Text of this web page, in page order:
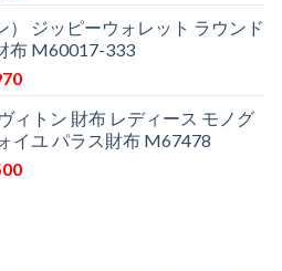
¥12,900
で
す。
の
価
格
¥11,580
で
す。
） ジッピーウォレット ラウンド
布 M60017-333
現
の
価
格
ィトン 財布 レディース モノグ
イユ パラス財布 M67478
現